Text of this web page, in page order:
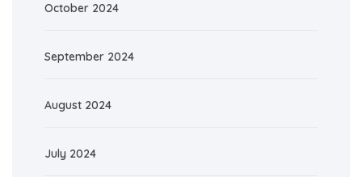
October 2024
September 2024
August 2024
July 2024